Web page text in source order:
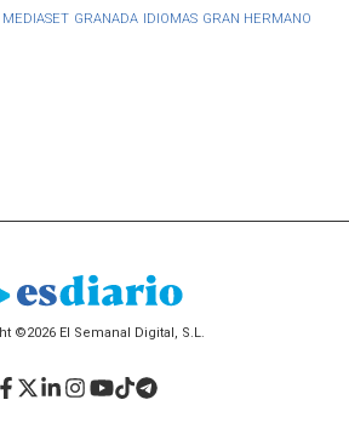
MEDIASET GRANADA IDIOMAS GRAN HERMANO
©2026 El Semanal Digital, S.L.
Facebook
Twitter
LinkedIn
Instagram
YouTube
TikTok
Telegram